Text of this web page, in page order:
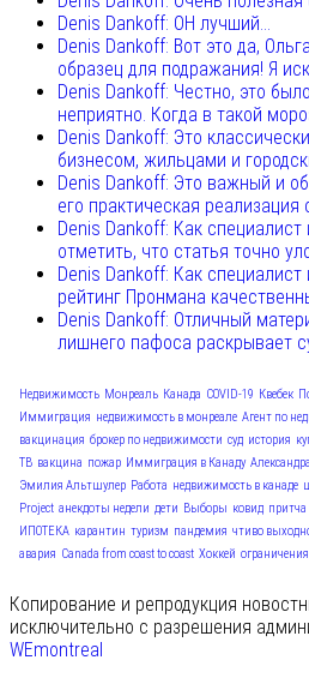
Denis Dankoff: ОН лучший...
Denis Dankoff: Вот это да,
образец для подражания! Я
Denis Dankoff: Честно, это
неприятно. Когда в такой
Denis Dankoff: Это
бизнесом, жильцами и
Denis Dankoff: Это важный и
его практическая реализация
Denis Dankoff: Как
отметить, что статья точно
Denis Dankoff: Как
рейтинг Пронмана
Denis Dankoff: Отличный
лишнего пафоса раскрывает
Недвижимость Монреаль Канада COVID-19 Квебек
Иммиграция недвижимость в монреале Агент по
вакцинация брокер по недвижимости суд история
ТВ вакцина пожар Иммиграция в Канаду
Эмилия Альтшулер Работа недвижимость в канаде
Project анекдоты недели дети Выборы ковид притча
ИПОТЕКА карантин туризм пандемия чтиво
авария Canada from coast to coast Хоккей ограничения
Копирование и репродукция
исключительно с разрешения
WEmontreal